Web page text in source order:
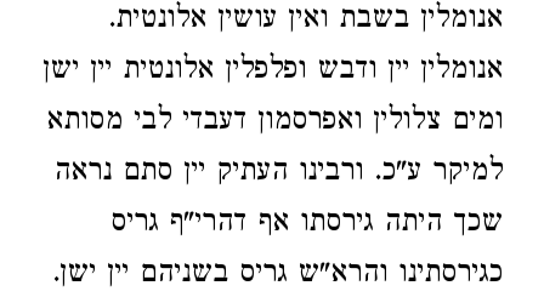
אנומלין בשבת ואין עושין אלונטית.
אנומלין יין ודבש ופלפלין אלונטית יין ישן
ומים צלולין ואפרסמון דעבדי לבי מסותא
למיקר ע"כ. ורבינו העתיק יין סתם נראה
שכך היתה גירסתו אף דהרי"ף גריס
כגירסתינו והרא"ש גריס בשניהם יין ישן.